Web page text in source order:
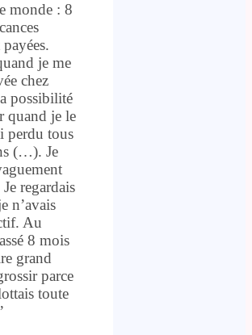
monde : 8
je me
chez
possibilité
quand je le
perdu tous
(…). Je
regardais
n’avais
Au
8 mois
grand
parce
toute